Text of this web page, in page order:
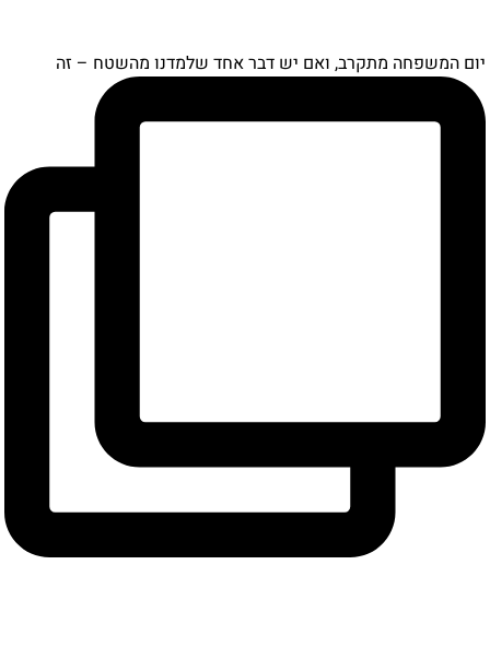
יום המשפחה מתקרב, ואם יש דבר אחד שלמדנו מהשטח – זה